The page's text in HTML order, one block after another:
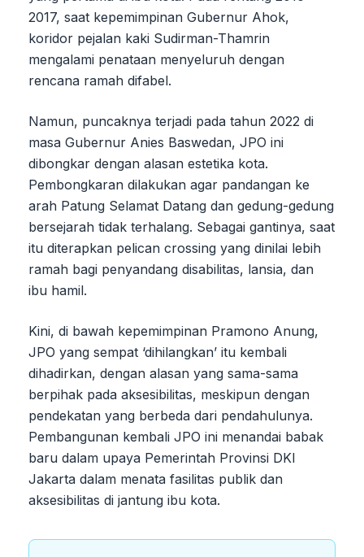
2017, saat kepemimpinan Gubernur Ahok,
koridor pejalan kaki Sudirman-Thamrin
mengalami penataan menyeluruh dengan
rencana ramah difabel.
Namun, puncaknya terjadi pada tahun 2022 di
masa Gubernur Anies Baswedan, JPO ini
dibongkar dengan alasan estetika kota.
Pembongkaran dilakukan agar pandangan ke
arah Patung Selamat Datang dan gedung-gedung
bersejarah tidak terhalang. Sebagai gantinya, saat
itu diterapkan pelican crossing yang dinilai lebih
ramah bagi penyandang disabilitas, lansia, dan
ibu hamil.
Kini, di bawah kepemimpinan Pramono Anung,
JPO yang sempat ‘dihilangkan’ itu kembali
dihadirkan, dengan alasan yang sama-sama
berpihak pada aksesibilitas, meskipun dengan
pendekatan yang berbeda dari pendahulunya.
Pembangunan kembali JPO ini menandai babak
baru dalam upaya Pemerintah Provinsi DKI
Jakarta dalam menata fasilitas publik dan
aksesibilitas di jantung ibu kota.